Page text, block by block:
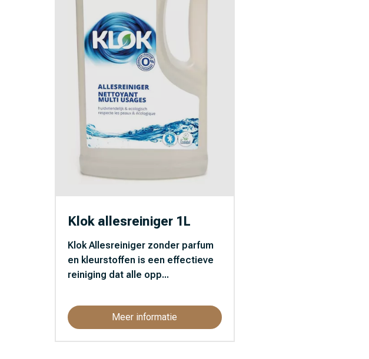
Amos (8)
BASF (2)
Beaphar (11)
Birchmeier (5)
Blockit (36)
BLS (3)
BLS Adembescherming
Boehringer (7)
Bogena (3)
Bovibond (2)
Caipan (7)
Chevita (1)
Klok allesreiniger 1L
Klok Allesreiniger zonder parfum
en kleurstoffen is een effectieve
reiniging dat alle opp...
Meer informatie